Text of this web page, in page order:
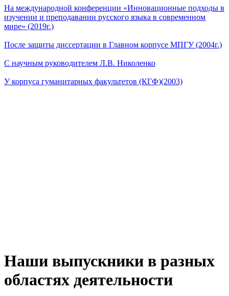
На международной конференции «Инновационные подходы в
изучении и преподавании русского языка в современном
мире» (2019г.)
После защиты диссертации в Главном корпусе МПГУ (2004г.)
С научным руководителем Л.В. Николенко
У корпуса гуманитарных факультетов (КГФ)(2003)
Наши выпускники в разных
областях деятельности